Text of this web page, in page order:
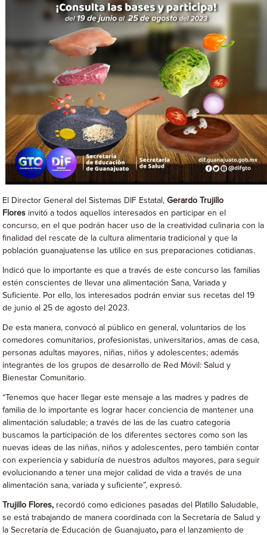
El Director General del Sistemas DIF Estatal,Gerardo Trujillo
Flores invitó a todos aquellos interesados en participar en el
concurso, en el que podrán hacer uso de la creatividad culinaria con la
finalidad del rescate de la cultura alimentaria tradicional y que la
población guanajuatense las utilice en sus preparaciones cotidianas.
Indicó que lo importante es que a través de este concurso las familias
estén conscientes de llevar una alimentación Sana, Variada y
Suficiente. Por ello, los interesados podrán enviar sus recetas del 19
de junio al 25 de agosto del 2023.
De esta manera, convocó al público en general, voluntarios de los
comedores comunitarios, profesionistas, universitarios, amas de casa,
personas adultas mayores, niñas, niños y adolescentes; además
integrantes de los grupos de desarrollo de Red Móvil: Salud y
Bienestar Comunitario.
“Tenemos que hacer llegar este mensaje a las madres y padres de
familia de lo importante es lograr hacer conciencia de mantener una
alimentación saludable; a través de las de las cuatro categoría
buscamos la participación de los diferentes sectores como son las
nuevas ideas de las niñas, niños y adolescentes, pero también contar
con experiencia y sabiduría de nuestros adultos mayores, para seguir
evolucionando a tener una mejor calidad de vida a través de una
alimentación sana, variada y suficiente”, expresó.
Trujillo Flores, recordó como ediciones pasadas del Platillo Saludable,
se está trabajando de manera coordinada con la Secretaría de Salud y
la Secretaría de Educación de Guanajuato, para el lanzamiento de